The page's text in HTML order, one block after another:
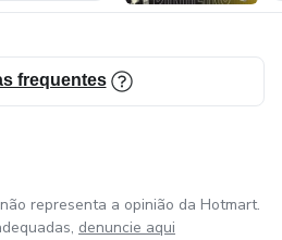
frequentes
representa a opinião da Hotmart.
denuncie aqui